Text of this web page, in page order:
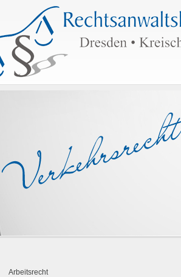
Arbeitsrecht